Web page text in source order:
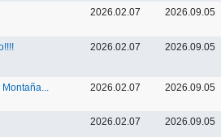
2026.02.07 2026.09.05
2026.02.07 2026.09.05
Montaña... 2026.02.07 2026.09.05
2026.02.07 2026.09.05